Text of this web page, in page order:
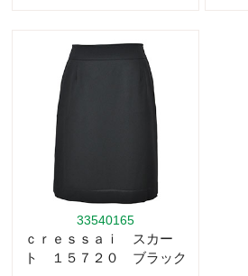
33540165
ｃｒｅｓｓａｉ スカー
ト １５７２０ ブラック